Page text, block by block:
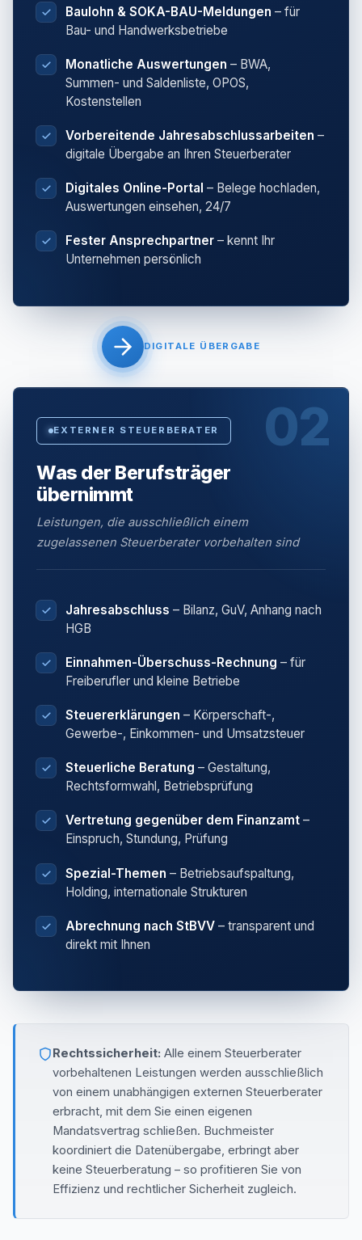
Baulohn & SOKA-BAU-Meldungen – für
Bau- und Handwerksbetriebe
Monatliche Auswertungen – BWA,
Summen- und Saldenliste, OPOS,
Kostenstellen
Vorbereitende Jahresabschlussarbeiten –
digitale Übergabe an Ihren Steuerberater
Digitales Online-Portal – Belege hochladen,
Auswertungen einsehen, 24/7
Fester Ansprechpartner – kennt Ihr
Unternehmen persönlich
DIGITALE ÜBERGABE
02
EXTERNER STEUERBERATER
Was der Berufsträger
übernimmt
Leistungen, die ausschließlich einem
zugelassenen Steuerberater vorbehalten sind
Jahresabschluss – Bilanz, GuV, Anhang nach
HGB
Einnahmen-Überschuss-Rechnung – für
Freiberufler und kleine Betriebe
Steuererklärungen – Körperschaft-,
Gewerbe-, Einkommen- und Umsatzsteuer
Steuerliche Beratung – Gestaltung,
Rechtsformwahl, Betriebsprüfung
Vertretung gegenüber dem Finanzamt –
Einspruch, Stundung, Prüfung
Spezial-Themen – Betriebsaufspaltung,
Holding, internationale Strukturen
Abrechnung nach StBVV – transparent und
direkt mit Ihnen
Rechtssicherheit: Alle einem Steuerberater
vorbehaltenen Leistungen werden ausschließlich
von einem unabhängigen externen Steuerberater
erbracht, mit dem Sie einen eigenen
Mandatsvertrag schließen. Buchmeister
koordiniert die Datenübergabe, erbringt aber
keine Steuerberatung – so profitieren Sie von
Effizienz und rechtlicher Sicherheit zugleich.